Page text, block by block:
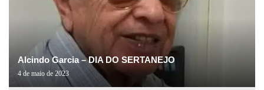
Alcindo Garcia – DIA DO SERTANEJO
4 de maio de 2023